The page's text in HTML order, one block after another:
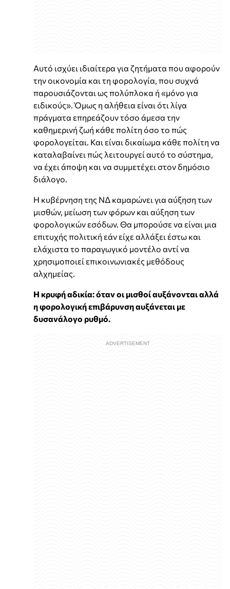
Αυτό ισχύει ιδιαίτερα για ζητήματα που αφορούν
την οικονομία και τη φορολογία, που συχνά
παρουσιάζονται ως πολύπλοκα ή «μόνο για
ειδικούς». Όμως η αλήθεια είναι ότι λίγα
πράγματα επηρεάζουν τόσο άμεσα την
καθημερινή ζωή κάθε πολίτη όσο το πώς
φορολογείται. Και είναι δικαίωμα κάθε πολίτη να
καταλαβαίνει πώς λειτουργεί αυτό το σύστημα,
να έχει άποψη και να συμμετέχει στον δημόσιο
διάλογο.
Η κυβέρνηση της ΝΔ καμαρώνει για αύξηση των
μισθών, μείωση των φόρων και αύξηση των
φορολογικών εσόδων. Θα μπορούσε να είναι μια
επιτυχής πολιτική εάν είχε αλλάξει έστω και
ελάχιστα το παραγωγικό μοντέλο αντί να
χρησιμοποιεί επικοινωνιακές μεθόδους
αλχημείας.
Η κρυφή αδικία: όταν οι μισθοί αυξάνονται αλλά
η φορολογική επιβάρυνση αυξάνεται με
δυσανάλογο ρυθμό.